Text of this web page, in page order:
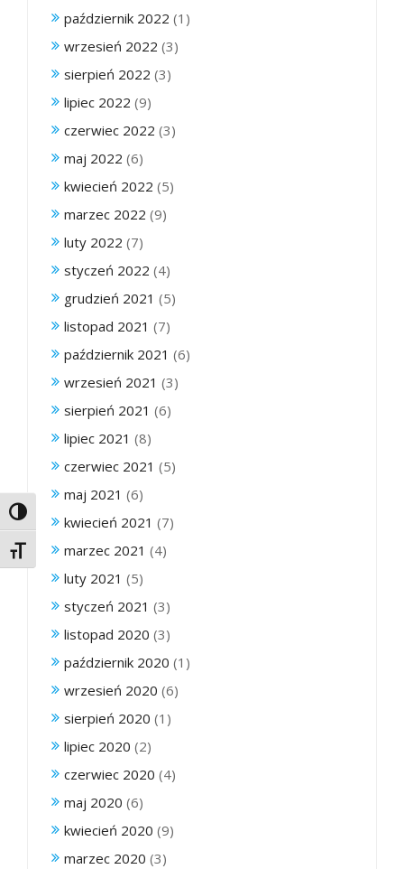
Toggle High Contrast
Toggle Font size
październik 2022 (1)
wrzesień 2022 (3)
sierpień 2022 (3)
lipiec 2022 (9)
czerwiec 2022 (3)
maj 2022 (6)
kwiecień 2022 (5)
marzec 2022 (9)
luty 2022 (7)
styczeń 2022 (4)
grudzień 2021 (5)
listopad 2021 (7)
październik 2021 (6)
wrzesień 2021 (3)
sierpień 2021 (6)
lipiec 2021 (8)
czerwiec 2021 (5)
maj 2021 (6)
kwiecień 2021 (7)
marzec 2021 (4)
luty 2021 (5)
styczeń 2021 (3)
listopad 2020 (3)
październik 2020 (1)
wrzesień 2020 (6)
sierpień 2020 (1)
lipiec 2020 (2)
czerwiec 2020 (4)
maj 2020 (6)
kwiecień 2020 (9)
marzec 2020 (3)